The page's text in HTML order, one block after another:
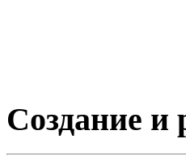
Создание и